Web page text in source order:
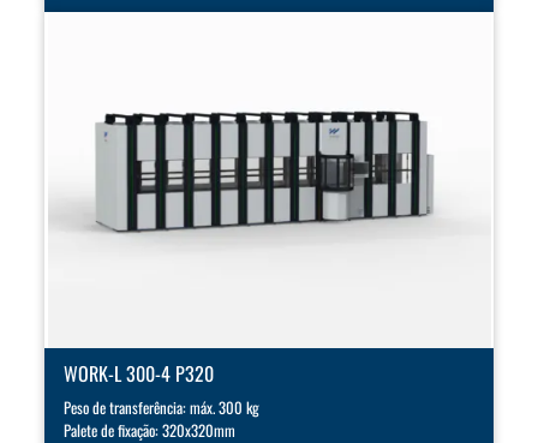
WORK-L 300-4 P320
Peso de transferência: máx. 300 kg
Palete de fixação: 320x320mm